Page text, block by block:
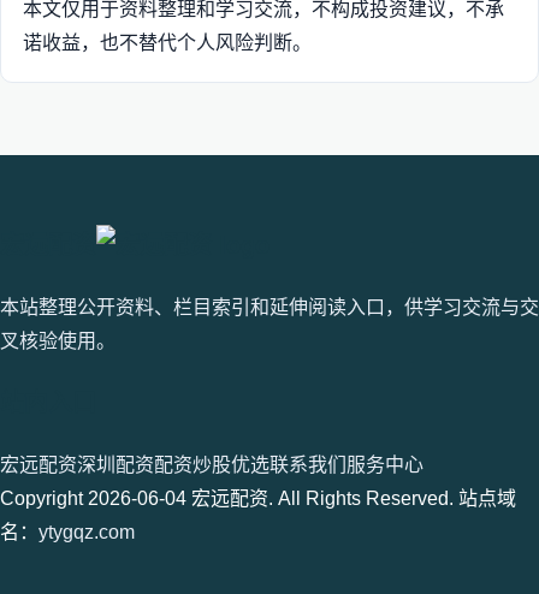
本文仅用于资料整理和学习交流，不构成投资建议，不承
诺收益，也不替代个人风险判断。
本站整理公开资料、栏目索引和延伸阅读入口，供学习交流与交
叉核验使用。
宏远配资深圳配资配资炒股优选联系我们 服务中心
Copyright 2026-06-04 宏远配资. All Rights Reserved. 站点域
名： ytygqz.com